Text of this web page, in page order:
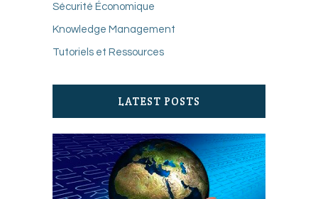
Sécurité Économique
Knowledge Management
Tutoriels et Ressources
LATEST POSTS